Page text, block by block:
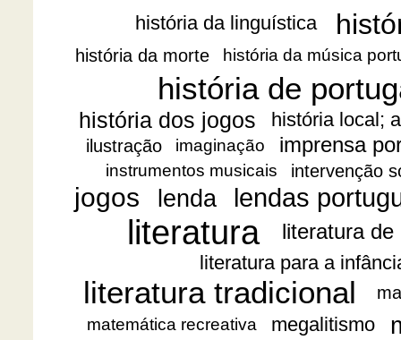
história da linguística
história da morte história da música
história de
história dos jogos história local;
ilustração imaginação imprensa
instrumentos musicais intervenção
jogos lenda lendas
literatura literatura
literatura para a
literatura tradicional
matemática recreativa megalitismo